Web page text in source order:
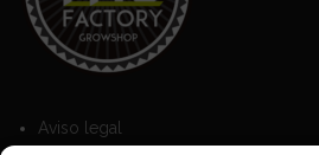
Aviso legal